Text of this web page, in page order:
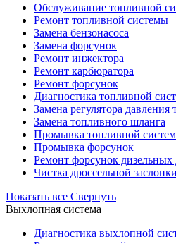
Обслуживание топливной
Ремонт топливной системы
Замена бензонасоса
Замена форсунок
Ремонт инжектора
Ремонт карбюратора
Ремонт форсунок
Диагностика топливной
Замена регулятора давления
Замена топливного шланга
Промывка топливной
Промывка форсунок
Ремонт форсунок дизельных
Чистка дроссельной заслонки
Показать все Свернуть
Выхлопная система
Диагностика выхлопной